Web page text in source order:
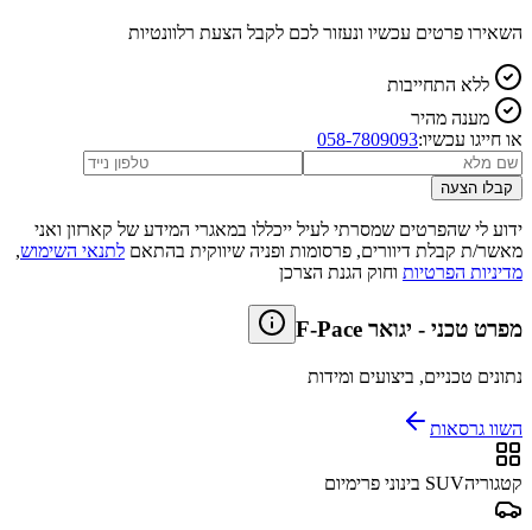
השאירו פרטים עכשיו ונעזור לכם לקבל הצעת רלוונטיות
ללא התחייבות
מענה מהיר
או חייגו עכשיו:058-7809093
קבלו הצעה
ידוע לי שהפרטים שמסרתי לעיל ייכללו במאגרי המידע של קארזון ואני
מאשר/ת קבלת דיוורים, פרסומות ופניה שיווקית בהתאם לתנאי השימוש,
מדיניות הפרטיות וחוק הגנת הצרכן
מפרט טכני - יגואר F-Pace
נתונים טכניים, ביצועים ומידות
השוו גרסאות
קטגוריהSUV בינוני פרימיום